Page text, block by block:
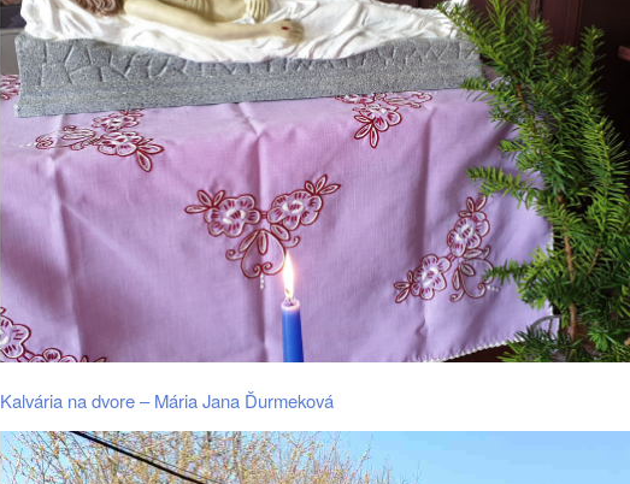
Kalvária na dvore – Mária Jana Ďurmeková